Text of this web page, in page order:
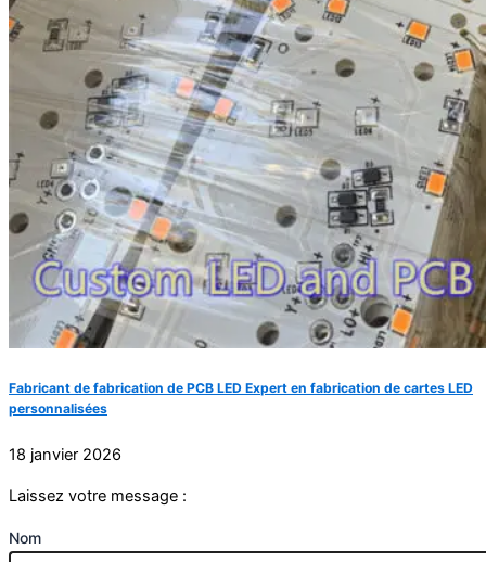
Fabricant de fabrication de PCB LED Expert en fabrication de cartes LED
personnalisées
18 janvier 2026
Laissez votre message :
Nom